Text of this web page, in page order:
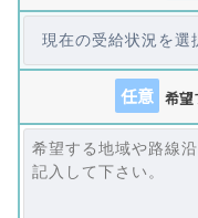
任意 希望